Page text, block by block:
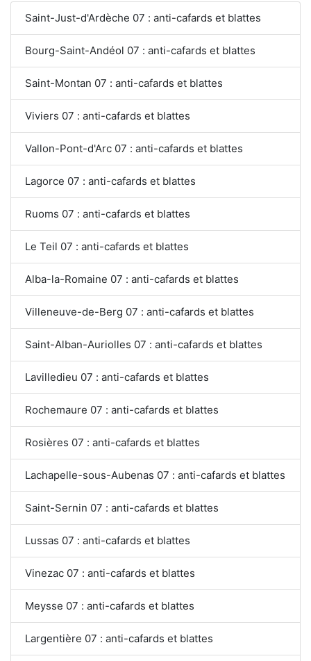
Saint-Just-d'Ardèche 07 : anti-cafards et blattes
Bourg-Saint-Andéol 07 : anti-cafards et blattes
Saint-Montan 07 : anti-cafards et blattes
Viviers 07 : anti-cafards et blattes
Vallon-Pont-d'Arc 07 : anti-cafards et blattes
Lagorce 07 : anti-cafards et blattes
Ruoms 07 : anti-cafards et blattes
Le Teil 07 : anti-cafards et blattes
Alba-la-Romaine 07 : anti-cafards et blattes
Villeneuve-de-Berg 07 : anti-cafards et blattes
Saint-Alban-Auriolles 07 : anti-cafards et blattes
Lavilledieu 07 : anti-cafards et blattes
Rochemaure 07 : anti-cafards et blattes
Rosières 07 : anti-cafards et blattes
Lachapelle-sous-Aubenas 07 : anti-cafards et blattes
Saint-Sernin 07 : anti-cafards et blattes
Lussas 07 : anti-cafards et blattes
Vinezac 07 : anti-cafards et blattes
Meysse 07 : anti-cafards et blattes
Largentière 07 : anti-cafards et blattes